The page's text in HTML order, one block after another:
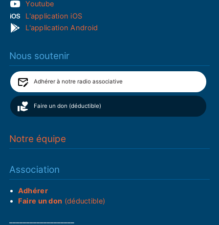
Youtube
L'application iOS
L'application Android
Nous soutenir
Adhérer à notre radio associative
Faire un don (déductible)
Notre équipe
Association
Adhérer
Faire un don (déductible)